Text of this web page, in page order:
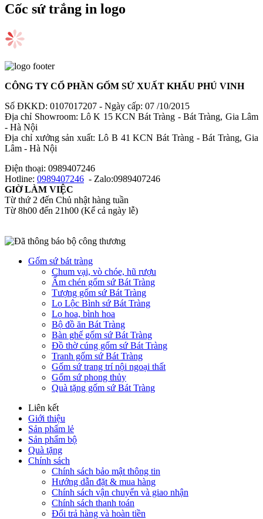
Cốc sứ trắng in logo
CÔNG TY CỔ PHẦN GỐM SỨ XUẤT KHẨU PHÚ VINH
Số ĐKKD: 0107017207 - Ngày cấp: 07 /10/2015
Địa chỉ Showroom: Lô K 15 KCN Bát Tràng - Bát Tràng, Gia Lâm
- Hà Nội
Địa chỉ xưởng sản xuất: Lô B 41 KCN Bát Tràng - Bát Tràng, Gia
Lâm - Hà Nội
Điện thoại: 0989407246
Hotline: 0989407246 - Zalo:0989407246
GIỜ LÀM VIỆC
Từ thứ 2 đến Chủ nhật hàng tuần
Từ 8h00 đến 21h00 (Kể cả ngày lễ)​
Gốm sứ bát tràng
Chum vại, vò chóe, hũ rượu
Ấm chén gốm sứ Bát Tràng
Tượng gốm sứ Bát Tràng
Lọ Lộc Bình sứ Bát Tràng
Lọ hoa, bình hoa
Bộ đồ ăn Bát Tràng
Bàn ghế gốm sứ Bát Tràng
Đồ thờ cúng gốm sứ Bát Tràng
Tranh gốm sứ Bát Tràng
Gốm sứ trang trí nội ngoại thất
Gốm sứ phong thủy
Quà tặng gốm sứ Bát Tràng
Liên kết
Giới thiệu
Sản phẩm lẻ
Sản phẩm bộ
Quà tặng
Chính sách
Chính sách bảo mật thông tin
Hướng dẫn đặt & mua hàng
Chính sách vận chuyển và giao nhận
Chính sách thanh toán
Đổi trả hàng và hoàn tiền